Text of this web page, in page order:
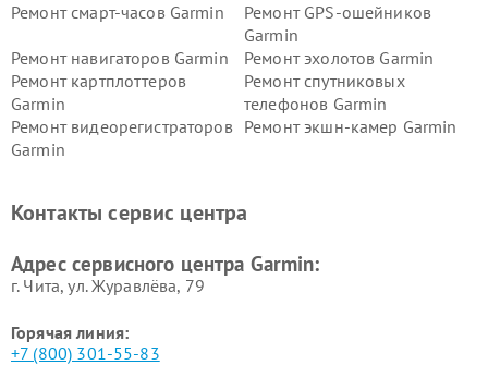
Ремонт смарт-часов Garmin
Ремонт GPS-ошейников
Garmin
Ремонт навигаторов Garmin
Ремонт эхолотов Garmin
Ремонт картплоттеров
Garmin
Ремонт спутниковых
телефонов Garmin
Ремонт видеорегистраторов
Garmin
Ремонт экшн-камер Garmin
Контакты сервис центра
Адрес сервисного центра Garmin:
г. Чита, ул. Журавлёва, 79
Горячая линия:
+7 (800) 301-55-83